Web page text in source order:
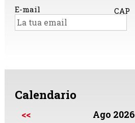
E-mail CAP
Calendario
<< Ago 2026